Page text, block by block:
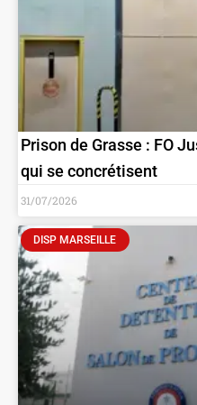
Prison de Grasse : FO
qui se concrétisent
31/07/2026
DISP MARSEILLE